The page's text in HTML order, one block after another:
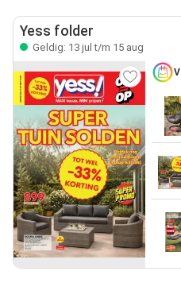
Yess folder
Geldig: 13 jul t/m 15 aug